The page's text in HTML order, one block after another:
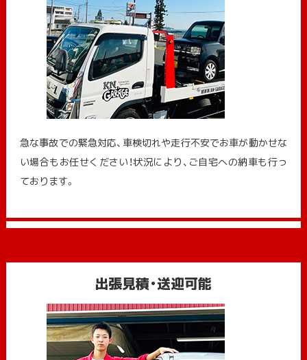
急な事故での緊急対応、車検切れや走行不安でお車が動かせな
い場合もお任せください！状況により、ご自宅への納⾞も⾏っ
ております。
出張見積・送迎可能